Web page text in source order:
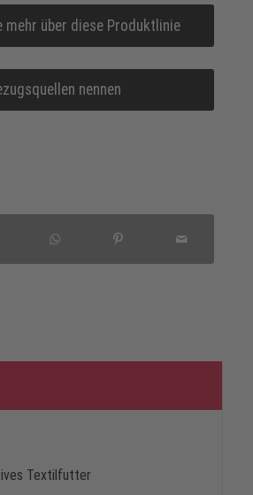
mehr über diese Produktlinie
nennen
Textilfutter